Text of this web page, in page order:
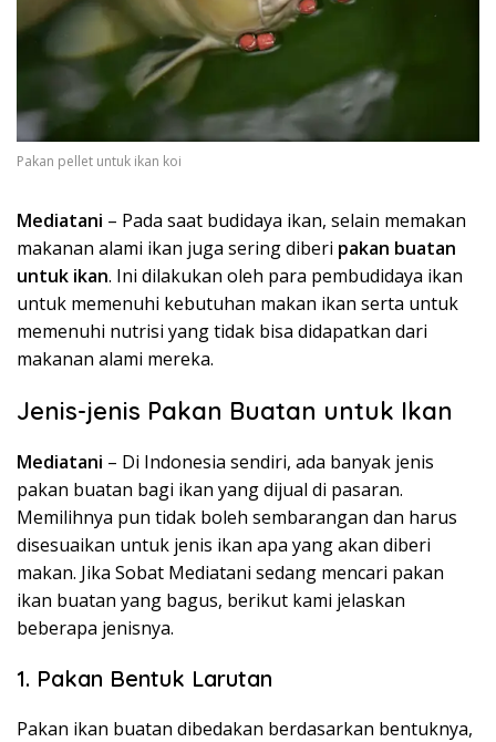
Pakan pellet untuk ikan koi
Mediatani – Pada saat budidaya ikan, selain memakan
makanan alami ikan juga sering diberi pakan buatan
untuk ikan. Ini dilakukan oleh para pembudidaya ikan
untuk memenuhi kebutuhan makan ikan serta untuk
memenuhi nutrisi yang tidak bisa didapatkan dari
makanan alami mereka.
Jenis-jenis Pakan Buatan untuk Ikan
Mediatani – Di Indonesia sendiri, ada banyak jenis
pakan buatan bagi ikan yang dijual di pasaran.
Memilihnya pun tidak boleh sembarangan dan harus
disesuaikan untuk jenis ikan apa yang akan diberi
makan. Jika Sobat Mediatani sedang mencari pakan
ikan buatan yang bagus, berikut kami jelaskan
beberapa jenisnya.
1. Pakan Bentuk Larutan
Pakan ikan buatan dibedakan berdasarkan bentuknya,